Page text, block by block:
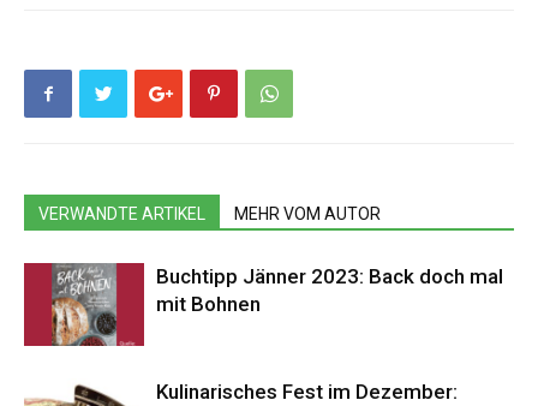
VERWANDTE ARTIKEL MEHR VOM AUTOR
Buchtipp Jänner 2023: Back doch mal
mit Bohnen
Kulinarisches Fest im Dezember: